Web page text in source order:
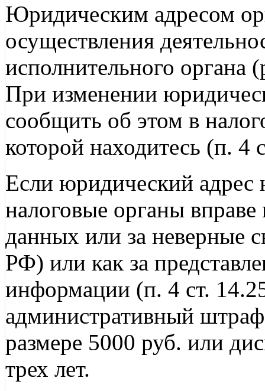
Юридическим адресом
осуществления
исполнительного органа
При изменении
сообщить об этом в
которой находитесь (п.
Если юридический адрес
налоговые органы вправе
данных или за неверные
РФ) или как за
информации (п. 4 ст.
административный
размере 5000 руб. или
трех лет.